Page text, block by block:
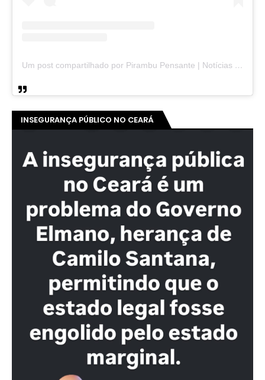
Um post compartilhado por Pirambu Pensante | Notícias & Entretenimento (@pirambupensante)
INSEGURANÇA PÚBLICO NO CEARÁ